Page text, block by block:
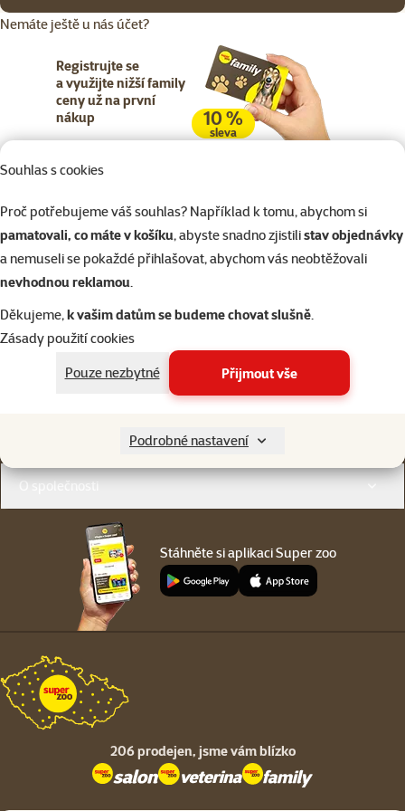
Souhlas s cookies
Proč potřebujeme váš souhlas? Například k tomu, abychom si
pamatovali, co máte v košíku, abyste snadno zjistilistav objednávky
a nemuseli se pokaždé přihlašovat, abychom vás neobtěžovali
nevhodnou reklamou.
Děkujeme,k vašim datům se budeme chovat slušně.
Zásady použití cookies
Pouze nezbytné
Přijmout vše
Podrobné nastavení
Nemáte ještě u nás účet?
Registrujte se
a využijte nižší family
ceny už na první
nákup
10 %
sleva
Napište nám
neboWhatsApp jsme vám blízko
O společnosti
Stáhněte si aplikaci Super zoo
206 prodejen, jsme vám blízko